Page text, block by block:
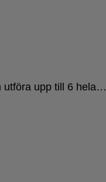
utföra upp till 6 hela…